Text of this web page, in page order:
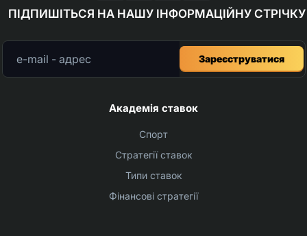
ПІДПИШІТЬСЯ НА НАШУ ІНФОРМАЦІЙНУ СТРІЧКУ
Зареєструватися
Академія ставок
Спорт
Стратегії ставок
Типи ставок
Фінансові стратегії